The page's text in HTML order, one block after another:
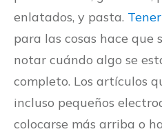
enlatados, y pasta. Tener
para las cosas hace que
notar cuándo algo se
completo. Los artículos
incluso pequeños
colocarse más arriba o